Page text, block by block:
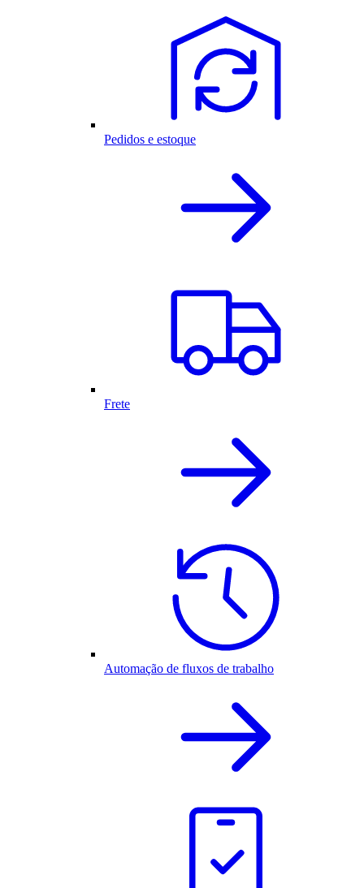
Pedidos e estoque
Frete
Automação de fluxos de trabalho